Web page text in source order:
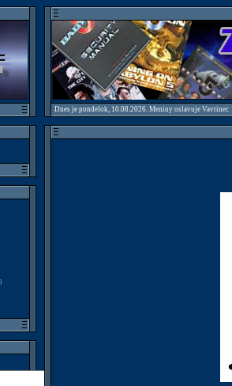
Dnes je pondelok, 10.08.2026. Meniny oslavuje Vavrinec